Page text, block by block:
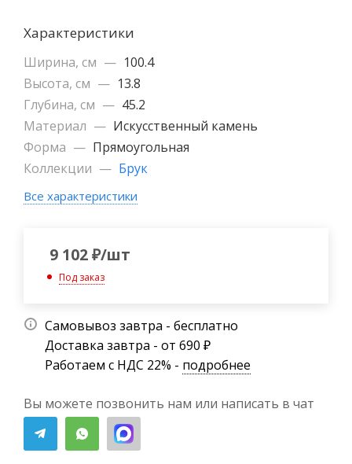
Характеристики
Ширина, см — 100.4
Высота, см — 13.8
Глубина, см — 45.2
Материал — Искусственный камень
Форма — Прямоугольная
Коллекции — Брук
Все характеристики
9 102₽/шт
Под заказ
Самовывоз завтра - бесплатно
Доставка завтра - от 690 ₽
Работаем с НДС 22% - подробнее
Вы можете позвонить нам или написать в чат